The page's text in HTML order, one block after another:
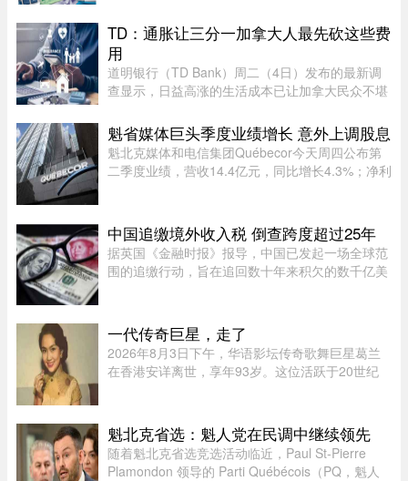
了该业主的申请。调查发现，这户家庭在扣除开支
后，年净收入超过 23,000 元，而且 ...
TD：通胀让三分一加拿大人最先砍这些费
用
道明银行（TD Bank）周二（4日）发布的最新调
查显示，日益高涨的生活成本已让加拿大民众不堪
Global News报道，道明保险（TD Insurance）的
数据指出，33%的加拿大民众为了节 ...
魁省媒体巨头季度业绩增长 意外上调股息
魁北克媒体和电信集团Québecor今天周四公布第
二季度业绩，营收14.4亿元，同比增长4.3%；净利
4%至12.3亿元，过去一年新增2 ...
中国追缴境外收入税 倒查跨度超过25年
据英国《金融时报》报导，中国已发起一场全球范
围的追缴行动，旨在追回数十年来积欠的数千亿美
资本利得及投资的审查—— ...
一代传奇巨星，走了
2026年8月3日下午，华语影坛传奇歌舞巨星葛兰
在香港安详离世，享年93岁。这位活跃于20世纪
片。她的离去，带走了一个流 ...
魁北克省选：魁人党在民调中继续领先
随着魁北克省选竞选活动临近，Paul St-Pierre
Plamondon 领导的 Parti Québécois（PQ，魁人